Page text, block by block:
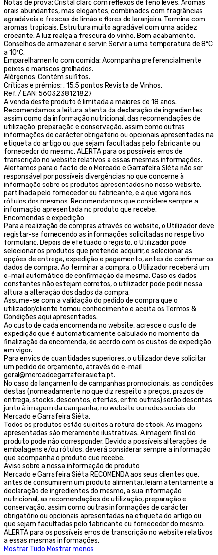
Notas de prova: Cristal claro com reflexos de feno leves. Aromas
orais abundantes, mas elegantes, combinados com fragrâncias
agradáveis e frescas de limão e flores de laranjeira. Termina com
aromas tropicais. Estrutura muito agradável com uma acidez
crocante. A luz realça a frescura do vinho. Bom acabamento.
Conselhos de armazenar e servir: Servir a uma temperatura de 8ºC
a 10ºC.
Emparelhamento com comida: Acompanha preferencialmente
peixes e mariscos grelhados.
Alérgenos: Contém sulfitos.
Críticas e prémios: . 15,5 pontos Revista de Vinhos.
Ref. / EAN: 5603238121827
A venda deste produto é limitada a maiores de 18 anos.
Recomendamos a leitura atenta da declaração de ingredientes
assim como da informação nutricional, das recomendações de
utilização, preparação e conservação, assim como outras
informações de carácter obrigatório ou opcionais apresentadas na
etiqueta do artigo ou que sejam facultadas pelo fabricante ou
fornecedor do mesmo. ALERTA para os possíveis erros de
transcrição no website relativos a essas mesmas informações.
Alertamos para o facto de o Mercado e Garrafeira Siéta não ser
responsável por possíveis divergências no que concerne à
informação sobre os produtos apresentados no nosso website,
partilhada pelo fornecedor ou fabricante, e a que vigora nos
rótulos dos mesmos. Recomendamos que considere sempre a
informação apresentada no produto que recebe.
Encomendas e expedição
Para a realização de compras através do website, o Utilizador deve
registar-se fornecendo as informações solicitadas no respetivo
formulário. Depois de efetuado o registo, o Utilizador pode
selecionar os produtos que pretende adquirir, e selecionar as
opções de entrega, expedição e pagamento, antes de confirmar os
dados de compra. Ao terminar a compra, o Utilizador receberá um
e-mail automático de confirmação da mesma. Caso os dados
constantes não estejam corretos, o utilizador pode pedir nessa
altura a alteração dos dados da compra.
Assume-se com a validação do pedido de compra que o
utilizador/cliente tomou conhecimento e aceita os Termos &
Condições aqui apresentados.
Ao custo de cada encomenda no website, acresce o custo de
expedição que é automaticamente calculado no momento da
finalização da encomenda, de acordo com os custos de expedição
em vigor.
Para envios de quantidades superiores, o utilizador deve solicitar
um pedido de orçamento, através do e-mail
geral@mercadoegarrafeirasieta.pt.
No caso do lançamento de campanhas promocionais, as condições
destas (nomeadamente no que diz respeito a preços, prazos de
entrega, stocks, descontos, ofertas, entre outras) serão descritas
junto à imagem da campanha, no website ou redes sociais do
Mercado e Garrafeira Siéta.
Todos os produtos estão sujeitos a rotura de stock. As imagens
apresentadas são meramente ilustrativas. A imagem final do
produto pode não corresponder. Devido a possíveis alterações de
embalagens e/ou rótulos, deverá considerar sempre a informação
que acompanha o produto que recebe.
Aviso sobre a nossa informação de produto
Mercado e Garrafeira Siéta RECOMENDA aos seus clientes que,
antes de consumirem um produto alimentar, leiam atentamente a
declaração de ingredientes do mesmo, a sua informação
nutricional, as recomendações de utilização, preparação e
conservação, assim como outras informações de carácter
obrigatório ou opcionais apresentadas na etiqueta do artigo ou
que sejam facultadas pelo fabricante ou fornecedor do mesmo.
ALERTA para os possíveis erros de transcrição no website relativos
a essas mesmas informações.
Mostrar Tudo Mostrar menos